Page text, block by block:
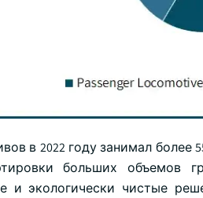
в 2022 году занимал
больших объемов
и экологически чистые